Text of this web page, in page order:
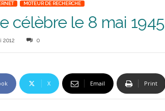
MOTEUR DE RECHERCHE
célèbre le 8 mai 1945
2012 0
X Email Print